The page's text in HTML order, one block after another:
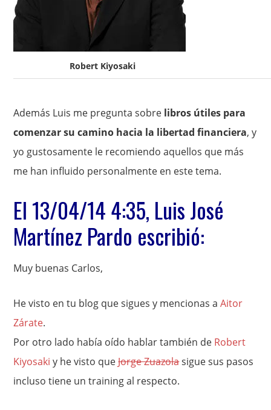
Robert Kiyosaki
Además Luis me pregunta sobre libros útiles para
comenzar su camino hacia la libertad financiera, y
yo gustosamente le recomiendo aquellos que más
me han influido personalmente en este tema.
El 13/04/14 4:35, Luis José
Martínez Pardo escribió:
Muy buenas Carlos,
He visto en tu blog que sigues y mencionas aAitor
Zárate.
Por otro lado había oído hablar también de Robert
Kiyosaki y he visto queJorge Zuazolasigue sus pasos
incluso tiene un training al respecto.